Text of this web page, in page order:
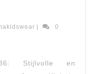
em-
|
0
Stijlvolle en